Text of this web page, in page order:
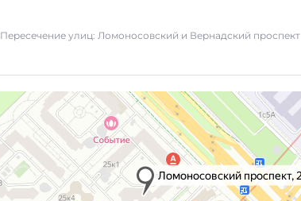
Пересечение улиц: Ломоносовский и Вернадский проспект